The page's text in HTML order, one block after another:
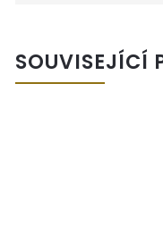
SOUVISEJÍCÍ